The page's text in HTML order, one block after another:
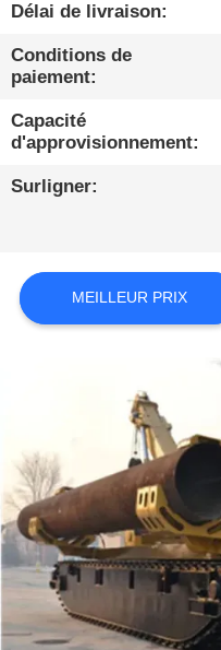
DE
QUALITÉ
CONTACTEZ-
DISCUTER
MAINTENANT
COMPANY
PLAN
DU
SITE
POLITIQUE
Délai de livraison:
Conditions de
paiement:
Capacité
d'approvisionnement:
Surligner:
MEILLEUR PRIX